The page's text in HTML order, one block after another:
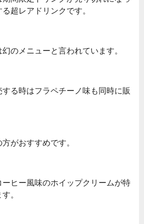
超レアドリンクです。
のメニューと言われています。
る時はフラペチーノ味も同時に販
がおすすめです。
ヒー風味のホイップクリームが特
。